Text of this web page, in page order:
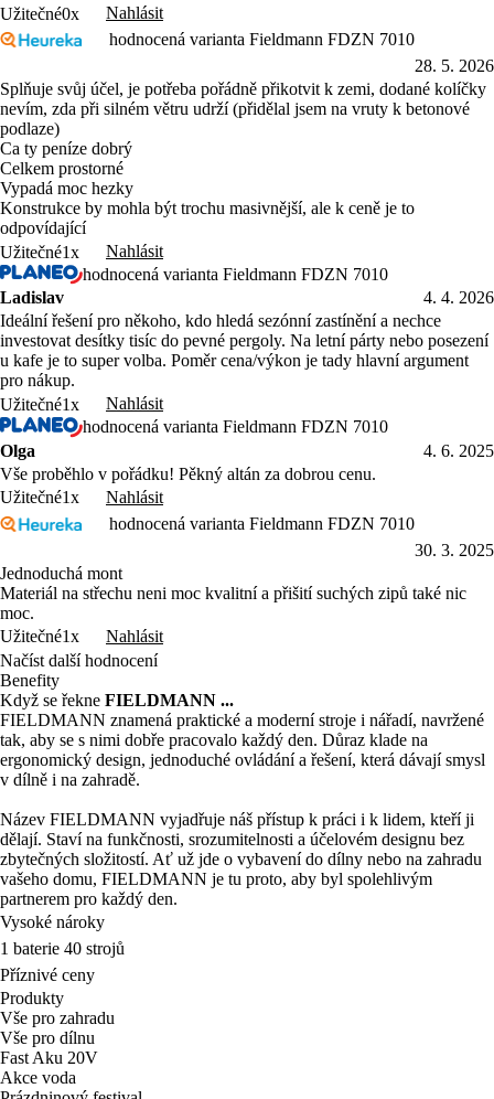
Užitečné0x
Nahlásit
hodnocená varianta Fieldmann FDZN 7010
28. 5. 2026
Splňuje svůj účel, je potřeba pořádně přikotvit k zemi, dodané kolíčky
nevím, zda při silném větru udrží (přidělal jsem na vruty k betonové
podlaze)
Ca ty peníze dobrý
Celkem prostorné
Vypadá moc hezky
Konstrukce by mohla být trochu masivnější, ale k ceně je to
odpovídající
Užitečné1x
Nahlásit
hodnocená varianta Fieldmann FDZN 7010
Ladislav
4. 4. 2026
Ideální řešení pro někoho, kdo hledá sezónní zastínění a nechce
investovat desítky tisíc do pevné pergoly. Na letní párty nebo posezení
u kafe je to super volba. Poměr cena/výkon je tady hlavní argument
pro nákup.
Užitečné1x
Nahlásit
hodnocená varianta Fieldmann FDZN 7010
Olga
4. 6. 2025
Vše proběhlo v pořádku! Pěkný altán za dobrou cenu.
Užitečné1x
Nahlásit
hodnocená varianta Fieldmann FDZN 7010
30. 3. 2025
Jednoduchá mont
Materiál na střechu neni moc kvalitní a přišití suchých zipů také nic
moc.
Užitečné1x
Nahlásit
Načíst další hodnocení
Benefity
Když se řekne FIELDMANN ...
FIELDMANN znamená praktické a moderní stroje i nářadí, navržené
tak, aby se s nimi dobře pracovalo každý den. Důraz klade na
ergonomický design, jednoduché ovládání a řešení, která dávají smysl
v dílně i na zahradě.
Název FIELDMANN vyjadřuje náš přístup k práci i k lidem, kteří ji
dělají. Staví na funkčnosti, srozumitelnosti a účelovém designu bez
zbytečných složitostí. Ať už jde o vybavení do dílny nebo na zahradu
vašeho domu, FIELDMANN je tu proto, aby byl spolehlivým
partnerem pro každý den.
Vysoké nároky
1 baterie 40 strojů
Příznivé ceny
Produkty
Vše pro zahradu
Vše pro dílnu
Fast Aku 20V
Akce voda